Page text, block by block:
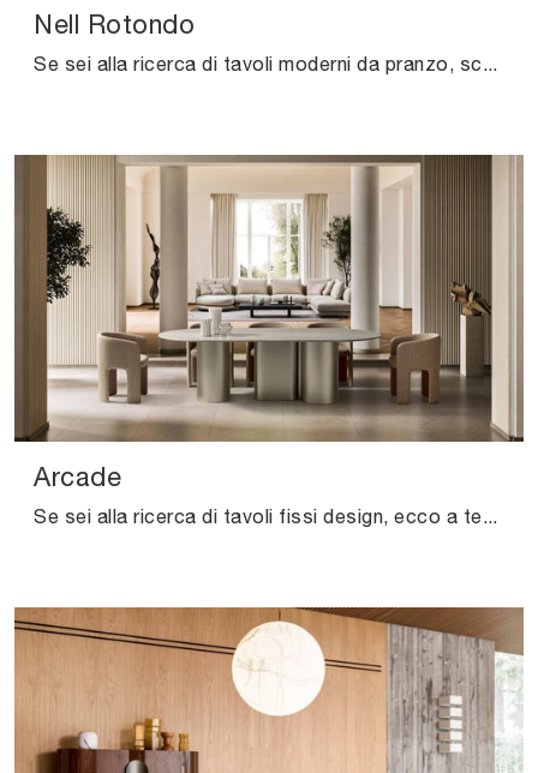
Nell Rotondo
Se sei alla ricerca di tavoli moderni da pranzo, scopri i modelli fissi di Ditre Italia: clicca e scopri il modello Nell Rotondo in legno.
Arcade
Se sei alla ricerca di tavoli fissi design, ecco a te il modello da pranzo in marmo Arcade dell'azienda Ditre Italia.